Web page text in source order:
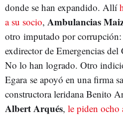
donde se han expandido. Allí
a su socio, Ambulancias
otro imputado por corrupción:
exdirector de Emergencias
No lo han logrado. Otro
Egara se apoyó en una firma
constructora leridana Benito
Albert Arqués, le piden ocho